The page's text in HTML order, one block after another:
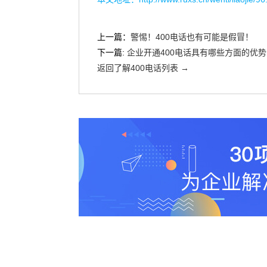
上一篇： 警惕！400电话也有可能是假冒！
下一篇: 企业开通400电话具有哪些方面的优势
返回了解400电话列表 →